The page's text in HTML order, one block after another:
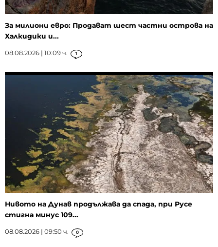
За милиони евро: Продават шест частни острова на
Халкидики и...
08.08.2026 | 10:09 ч. 1
Нивото на Дунав продължава да спада, при Русе
стигна минус 109...
08.08.2026 | 09:50 ч. 0